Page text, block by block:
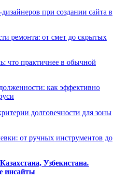
при создании сайта в
ремонта: от смет до скрытых
что практичнее в обычной
как эффективно
долговечности для зоны
от ручных инструментов до
Узбекистана.
инсайты